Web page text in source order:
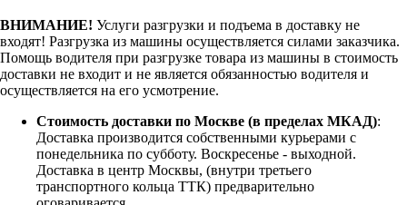
ВНИМАНИЕ! Услуги разгрузки и подъема в доставку не
входят! Разгрузка из машины осуществляется силами заказчика.
Помощь водителя при разгрузке товара из машины в стоимость
доставки не входит и не является обязанностью водителя и
осуществляется на его усмотрение.
Стоимость доставки по Москве (в пределах МКАД):
Доставка производится собственными курьерами с
понедельника по субботу. Воскресенье - выходной.
Доставка в центр Москвы, (внутри третьего
транспортного кольца ТТК) предварительно